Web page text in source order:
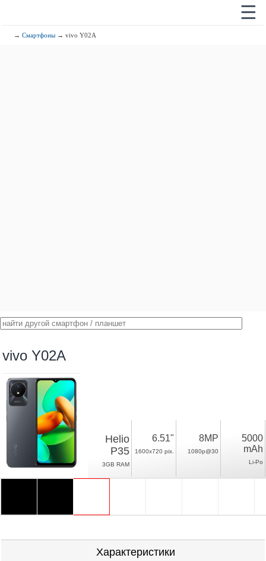
☰
→Смартфоны → vivo Y02A
vivo Y02A
Helio
P35
3GB RAM
6.51"
1600x720 pix.
8MP
1080p@30
5000
mAh
Li-Po
Характеристики